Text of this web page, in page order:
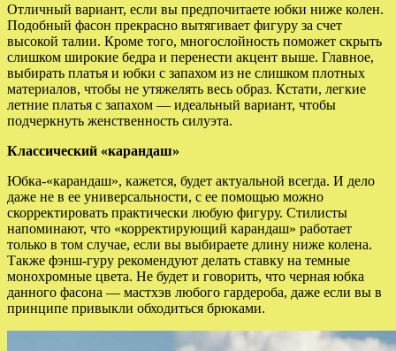
Отличный вариант, если вы предпочитаете юбки ниже колен.
Подобный фасон прекрасно вытягивает фигуру за счет
высокой талии. Кроме того, многослойность поможет скрыть
слишком широкие бедра и перенести акцент выше. Главное,
выбирать платья и юбки с запахом из не слишком плотных
материалов, чтобы не утяжелять весь образ. Кстати, легкие
летние платья с запахом — идеальный вариант, чтобы
подчеркнуть женственность силуэта.
Классический «карандаш»
Юбка-«карандаш», кажется, будет актуальной всегда. И дело
даже не в ее универсальности, с ее помощью можно
скорректировать практически любую фигуру. Стилисты
напоминают, что «корректирующий карандаш» работает
только в том случае, если вы выбираете длину ниже колена.
Также фэнш-гуру рекомендуют делать ставку на темные
монохромные цвета. Не будет и говорить, что черная юбка
данного фасона — мастхэв любого гардероба, даже если вы в
принципе привыкли обходиться брюками.